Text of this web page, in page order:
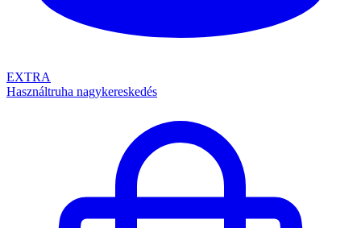
EXTRA
Használtruha nagykereskedés